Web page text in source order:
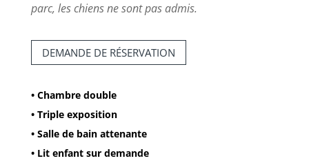
parc, les chiens ne sont pas admis.
DEMANDE DE RÉSERVATION
• Chambre double
• Triple exposition
• Salle de bain attenante
• Lit enfant sur demande